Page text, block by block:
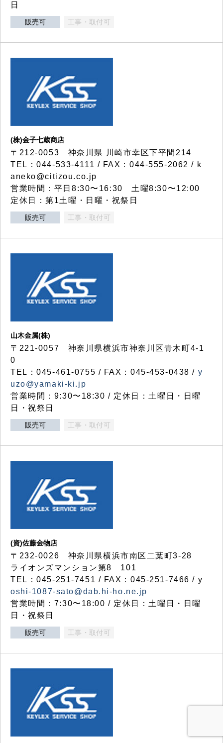
日
販売可 工事・取付可
(株)金子七蔵商店
〒212-0053 神奈川県 川崎市幸区下平間214
TEL：044-533-4111 / FAX：044-555-2062 / k
aneko@citizou.co.jp
営業時間：平日8:30〜16:30 土曜8:30〜12:00
定休日：第1土曜・日曜・祝祭日
販売可 工事・取付可
山木金属(株)
〒221-0057 神奈川県横浜市神奈川区青木町4-1
0
TEL：045-461-0755 / FAX：045-453-0438 / y
uzo@yamaki-ki.jp
営業時間：9:30〜18:30 / 定休日：土曜日・日曜
日・祝祭日
販売可 工事・取付可
(資)佐藤金物店
〒232-0026 神奈川県横浜市南区二葉町3-28
ライオンズマンション第8 101
TEL：045-251-7451 / FAX：045-251-7466 / y
oshi-1087-sato@dab.hi-ho.ne.jp
営業時間：7:30〜18:00 / 定休日：土曜日・日曜
日・祝祭日
販売可 工事・取付可